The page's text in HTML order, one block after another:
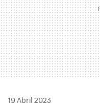
19 Abril 2023